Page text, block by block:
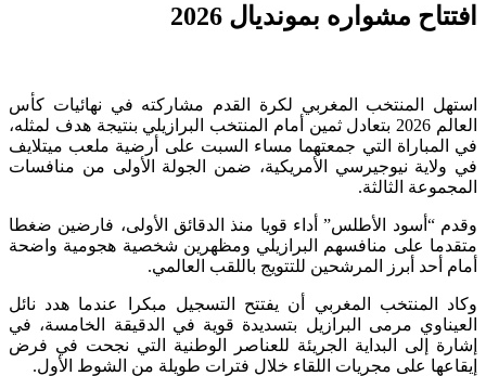
افتتاح مشواره بمونديال 2026
استهل المنتخب المغربي لكرة القدم مشاركته في نهائيات كأس
العالم 2026 بتعادل ثمين أمام المنتخب البرازيلي بنتيجة هدف لمثله،
في المباراة التي جمعتهما مساء السبت على أرضية ملعب ميتلايف
في ولاية نيوجيرسي الأمريكية، ضمن الجولة الأولى من منافسات
المجموعة الثالثة.
وقدم “أسود الأطلس” أداء قويا منذ الدقائق الأولى، فارضين ضغطا
متقدما على منافسهم البرازيلي ومظهرين شخصية هجومية واضحة
أمام أحد أبرز المرشحين للتتويج باللقب العالمي.
وكاد المنتخب المغربي أن يفتتح التسجيل مبكرا عندما هدد نائل
العيناوي مرمى البرازيل بتسديدة قوية في الدقيقة الخامسة، في
إشارة إلى البداية الجريئة للعناصر الوطنية التي نجحت في فرض
إيقاعها على مجريات اللقاء خلال فترات طويلة من الشوط الأول.